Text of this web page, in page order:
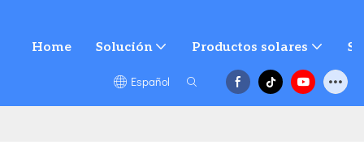
Home Solución Productos solares
Español